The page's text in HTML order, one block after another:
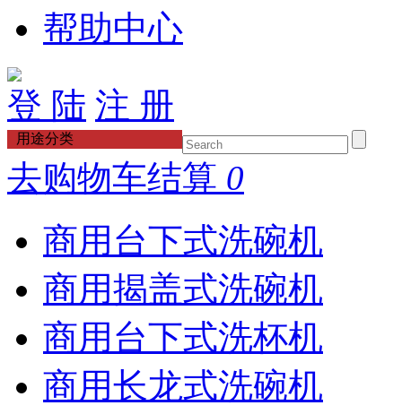
帮助中心
登 陆 注 册
用途分类
去购物车结算 0
商用台下式洗碗机
商用揭盖式洗碗机
商用台下式洗杯机
商用长龙式洗碗机